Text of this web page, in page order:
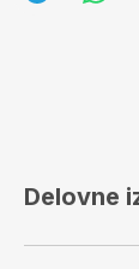
Delovne